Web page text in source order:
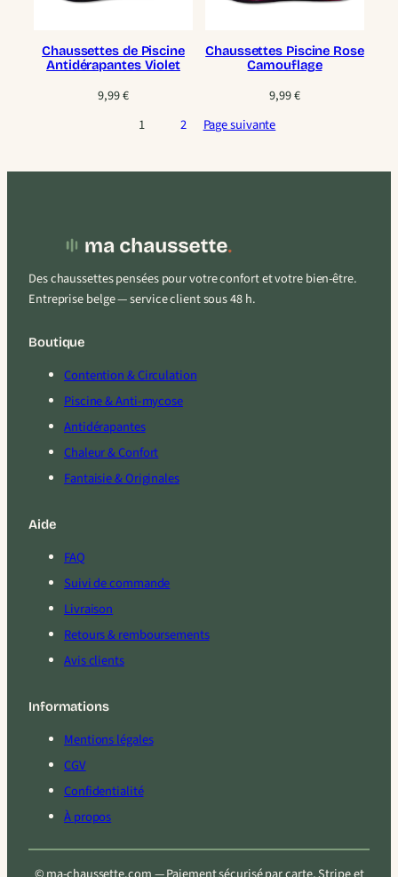
Chaussettes de Piscine
Antidérapantes Violet
9,99€
Chaussettes Piscine Rose
Camouflage
9,99€
1
2 Page suivante
Des chaussettes pensées pour votre confort et votre bien-être.
Entreprise belge — service client sous 48 h.
Boutique
Contention & Circulation
Piscine & Anti-mycose
Antidérapantes
Chaleur & Confort
Fantaisie & Originales
Aide
FAQ
Suivi de commande
Livraison
Retours & remboursements
Avis clients
Informations
Mentions légales
CGV
Confidentialité
À propos